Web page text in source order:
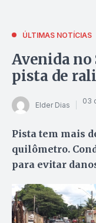
ÚLTIMAS NOTÍCIAS
Avenida
pista de
Elder Dias 03
Pista tem mais
quilômetro.
para evitar